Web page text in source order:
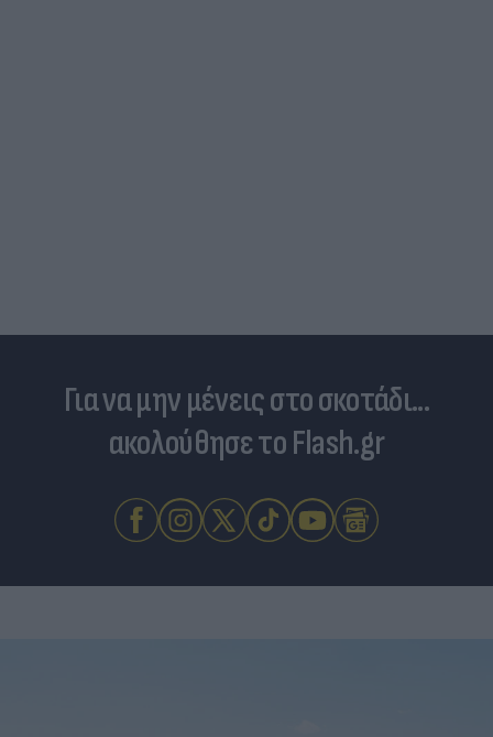
Για να μην μένεις στο σκοτάδι...
ακολούθησε το Flash.gr